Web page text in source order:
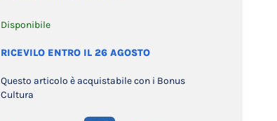
Disponibile
RICEVILO ENTRO IL 26 AGOSTO
Questo articolo è acquistabile con i Bonus
Cultura